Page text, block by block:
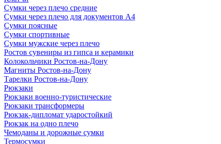
Сумки через плечо средние
Сумки через плечо для документов А4
Сумки поясные
Сумки спортивные
Сумки мужские через плечо
Ростов сувениры из гипса и керамики
Колокольчики Ростов-на-Дону
Магниты Ростов-на-Дону
Тарелки Ростов-на-Дону
Рюкзаки
Рюкзаки военно-туристические
Рюкзаки трансформеры
Рюкзак-дипломат ударостойкий
Рюкзак на одно плечо
Чемоданы и дорожные сумки
Термосумки